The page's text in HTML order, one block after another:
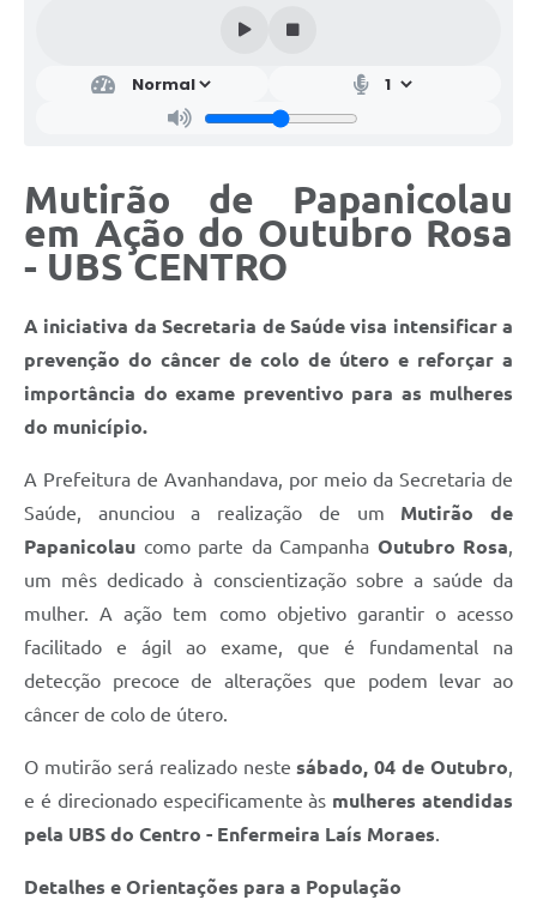
Mutirão de Papanicolau
em Ação do Outubro Rosa
- UBS CENTRO
A iniciativa da Secretaria de Saúde visa intensificar a
prevenção do câncer de colo de útero e reforçar a
importância do exame preventivo para as mulheres
do município.
A Prefeitura de Avanhandava, por meio da Secretaria de
Saúde, anunciou a realização de um Mutirão de
Papanicolau como parte da Campanha Outubro Rosa
um mês dedicado à conscientização sobre a saúde da
mulher. A ação tem como objetivo garantir o acesso
facilitado e ágil ao exame, que é fundamental na
detecção precoce de alterações que podem levar ao
câncer de colo de útero.
O mutirão será realizado neste sábado, 04 de Outubro
e é direcionado especificamente às mulheres atendidas
pela UBS do Centro - Enfermeira Laís Moraes
Detalhes e Orientações para a População